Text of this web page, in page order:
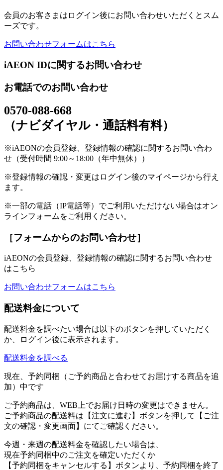
会員のお客さまはログイン後にお問い合わせいただくとスム
ーズです。
お問い合わせフォームはこちら
iAEON IDに関するお問い合わせ
お電話でのお問い合わせ
0570-088-668
（ナビダイヤル・通話料有料）
※iAEONの会員登録、登録情報の確認に関するお問い合わ
せ（受付時間 9:00～18:00（年中無休））
※登録情報の確認・変更はログイン後のマイページから行え
ます。
※一部の電話（IP電話等）でご利用いただけない場合はオン
ラインフォームをご利用ください。
［フォームからのお問い合わせ］
iAEONの会員登録、登録情報の確認に関するお問い合わせ
はこちら
お問い合わせフォームはこちら
配送料金について
配送料金を調べたい場合は以下のボタンを押していただく
か、ログイン後に表示されます。
配送料金を調べる
現在、予約同梱（ご予約商品と合わせてお届けする商品を追
加）中です
ご予約商品は、WEB上でお届け日時の変更はできません。
ご予約商品の配送料は【注文に進む】ボタンを押して【ご注
文の確認・変更画面】にてご確認ください。
今週・来週の配送料金を確認したい場合は、
現在予約同梱中のご注文を確定いただくか
【予約同梱をキャンセルする】ボタンより、予約同梱を終了